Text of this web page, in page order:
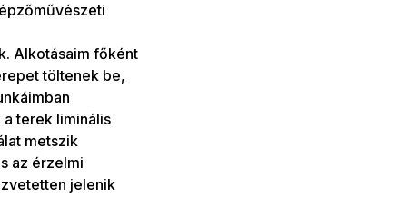
Alkotásaim főként
töltenek be,
terek liminális
metszik
az érzelmi
jelenik